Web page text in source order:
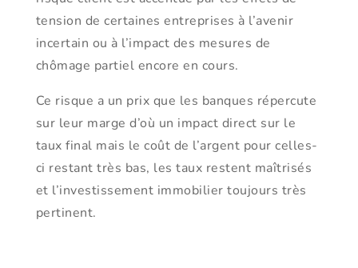
tension de certaines entreprises à l’avenir
incertain ou à l’impact des mesures de
chômage partiel encore en cours.
Ce risque a un prix que les banques répercute
sur leur marge d’où un impact direct sur le
taux final mais le coût de l’argent pour celles-
ci restant très bas, les taux restent maîtrisés
et l’investissement immobilier toujours très
pertinent.